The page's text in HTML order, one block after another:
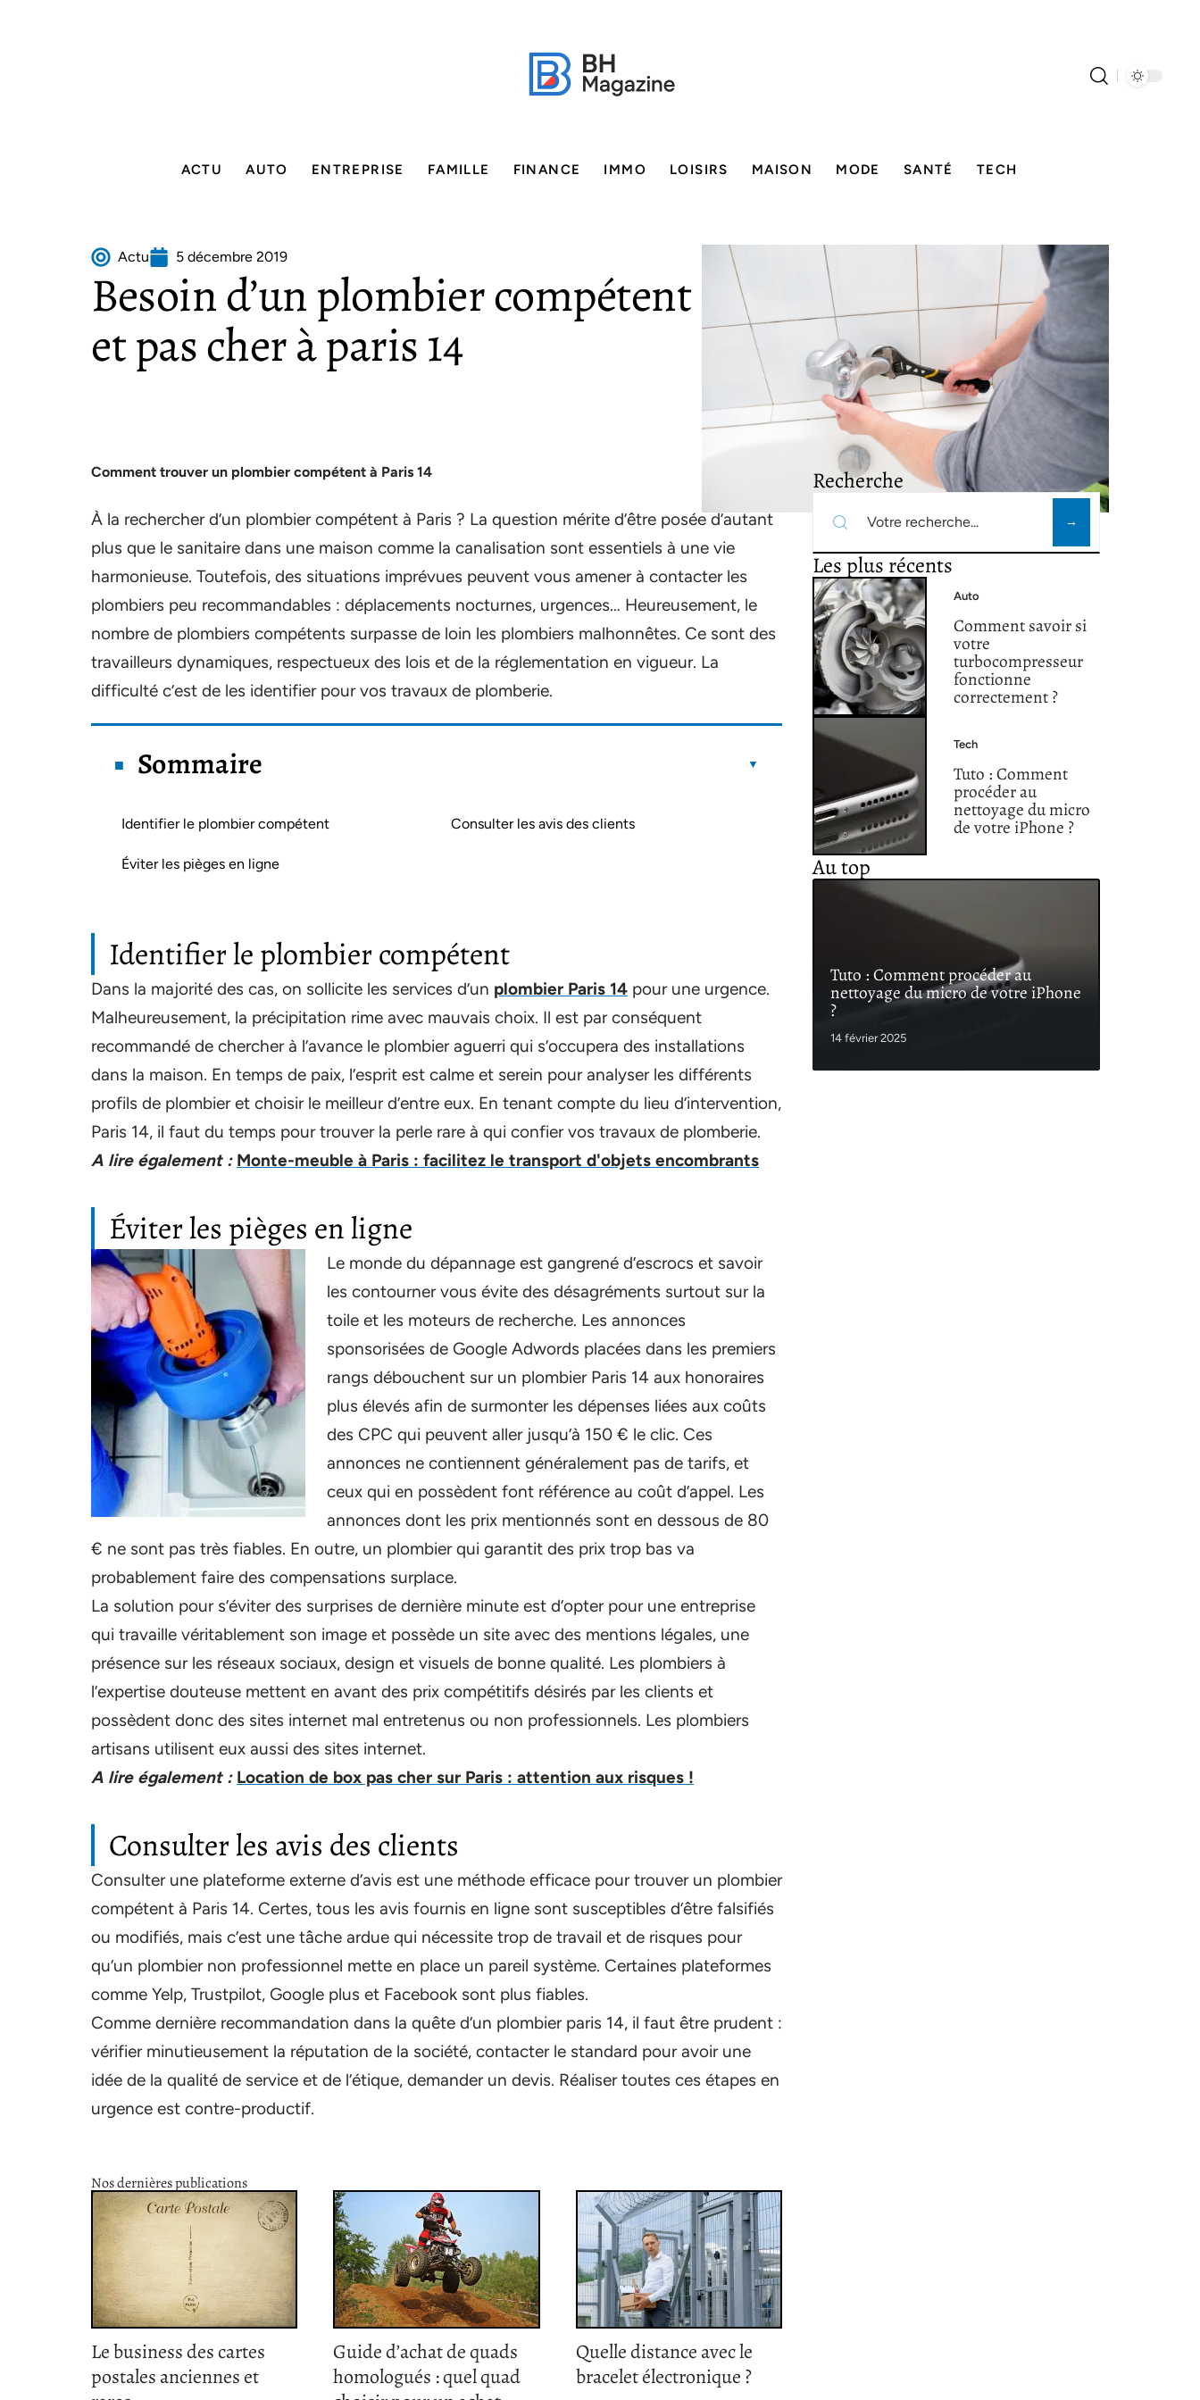
ACTU AUTO ENTREPRISE FAMILLE FINANCE IMMO LOISIRS MAISON MODE SANTÉ TECH
Actu 5 décembre 2019
Besoin d’un plombier compétent
et pas cher à paris 14
Comment trouver un plombier compétent à Paris 14
À la rechercher d’un plombier compétent à Paris ? La question mérite d’être posée d’autant
plus que le sanitaire dans une maison comme la canalisation sont essentiels à une vie
harmonieuse. Toutefois, des situations imprévues peuvent vous amener à contacter les
plombiers peu recommandables : déplacements nocturnes, urgences… Heureusement, le
nombre de plombiers compétents surpasse de loin les plombiers malhonnêtes. Ce sont des
travailleurs dynamiques, respectueux des lois et de la réglementation en vigueur. La
difficulté c’est de les identifier pour vos travaux de plomberie.
Sommaire
Identifier le plombier compétent
Éviter les pièges en ligne
Consulter les avis des clients
Identifier le plombier compétent
Dans la majorité des cas, on sollicite les services d’un plombier Paris 14 pour une urgence.
Malheureusement, la précipitation rime avec mauvais choix. Il est par conséquent
recommandé de chercher à l’avance le plombier aguerri qui s’occupera des installations
dans la maison. En temps de paix, l’esprit est calme et serein pour analyser les différents
profils de plombier et choisir le meilleur d’entre eux. En tenant compte du lieu d’intervention,
Paris 14, il faut du temps pour trouver la perle rare à qui confier vos travaux de plomberie.
A lire également : Monte-meuble à Paris : facilitez le transport d'objets encombrants
Éviter les pièges en ligne
Le monde du dépannage est gangrené d’escrocs et savoir
les contourner vous évite des désagréments surtout sur la
toile et les moteurs de recherche. Les annonces
sponsorisées de Google Adwords placées dans les premiers
rangs débouchent sur un plombier Paris 14 aux honoraires
plus élevés afin de surmonter les dépenses liées aux coûts
des CPC qui peuvent aller jusqu’à 150 € le clic. Ces
annonces ne contiennent généralement pas de tarifs, et
ceux qui en possèdent font référence au coût d’appel. Les
annonces dont les prix mentionnés sont en dessous de 80
€ ne sont pas très fiables. En outre, un plombier qui garantit des prix trop bas va
probablement faire des compensations surplace.
La solution pour s’éviter des surprises de dernière minute est d’opter pour une entreprise
qui travaille véritablement son image et possède un site avec des mentions légales, une
présence sur les réseaux sociaux, design et visuels de bonne qualité. Les plombiers à
l’expertise douteuse mettent en avant des prix compétitifs désirés par les clients et
possèdent donc des sites internet mal entretenus ou non professionnels. Les plombiers
artisans utilisent eux aussi des sites internet.
A lire également : Location de box pas cher sur Paris : attention aux risques !
Consulter les avis des clients
Consulter une plateforme externe d’avis est une méthode efficace pour trouver un plombier
compétent à Paris 14. Certes, tous les avis fournis en ligne sont susceptibles d’être falsifiés
ou modifiés, mais c’est une tâche ardue qui nécessite trop de travail et de risques pour
qu’un plombier non professionnel mette en place un pareil système. Certaines plateformes
comme Yelp, Trustpilot, Google plus et Facebook sont plus fiables.
Comme dernière recommandation dans la quête d’un plombier paris 14, il faut être prudent :
vérifier minutieusement la réputation de la société, contacter le standard pour avoir une
idée de la qualité de service et de l’étique, demander un devis. Réaliser toutes ces étapes en
urgence est contre-productif.
Nos dernières publications
Le business des cartes
postales anciennes et
Guide d’achat de quads
homologués : quel quad
Quelle distance avec le
bracelet électronique ?
Recherche
Les plus récents
Auto
Comment savoir si
votre
turbocompresseur
fonctionne
correctement ?
Tech
Tuto : Comment
procéder au
nettoyage du micro
de votre iPhone ?
Au top
Tuto : Comment procéder au
nettoyage du micro de votre iPhone
?
14 février 2025